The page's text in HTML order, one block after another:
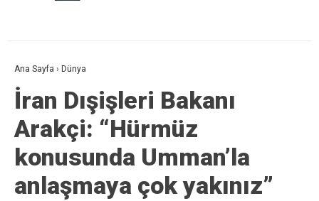
Ana Sayfa › Dünya
İran Dışişleri Bakanı
Arakçi: “Hürmüz
konusunda Umman’la
anlaşmaya çok yakınız”